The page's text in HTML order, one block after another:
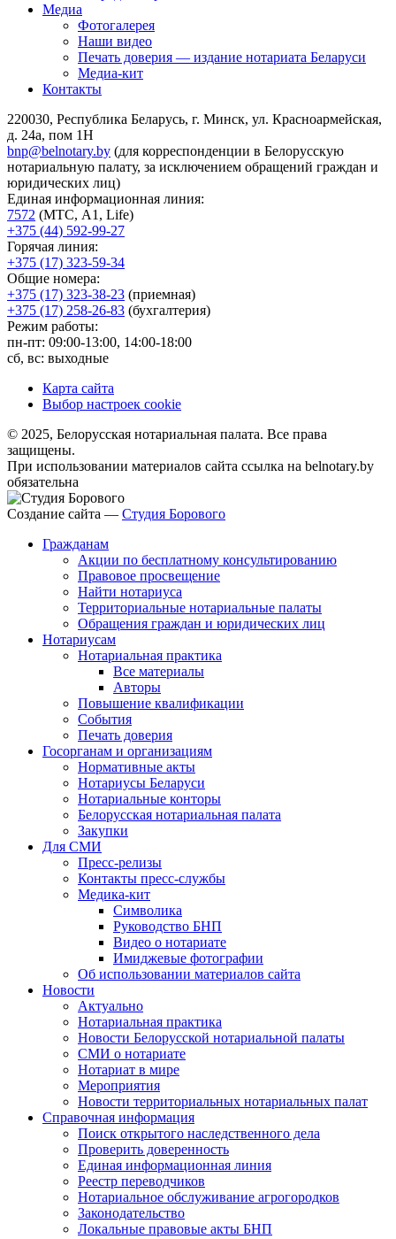
Медиа
Фотогалерея
Наши видео
Печать доверия — издание нотариата Беларуси
Медиа-кит
Контакты
220030, Республика Беларусь, г. Минск, ул. Красноармейская,
д. 24а, пом 1Н
bnp@belnotary.by (для корреспонденции в Белорусскую
нотариальную палату, за исключением обращений граждан и
юридических лиц)
Единая информационная линия:
7572 (МТС, A1, Life)
+375 (44) 592-99-27
Горячая линия:
+375 (17) 323-59-34
Общие номера:
+375 (17) 323-38-23 (приемная)
+375 (17) 258-26-83 (бухгалтерия)
Режим работы:
пн-пт: 09:00-13:00, 14:00-18:00
сб, вс: выходные
Карта сайта
Выбор настроек cookie
© 2025, Белорусская нотариальная палата. Все права
защищены.
При использовании материалов сайта ссылка на belnotary.by
обязательна
Создание сайта — Студия Борового
Гражданам
Акции по бесплатному консультированию
Правовое просвещение
Найти нотариуса
Территориальные нотариальные палаты
Обращения граждан и юридических лиц
Нотариусам
Нотариальная практика
Все материалы
Авторы
Повышение квалификации
События
Печать доверия
Госорганам и организациям
Нормативные акты
Нотариусы Беларуси
Нотариальные конторы
Белорусская нотариальная палата
Закупки
Для СМИ
Пресс-релизы
Контакты пресс-службы
Медика-кит
Символика
Руководство БНП
Видео о нотариате
Имиджевые фотографии
Об использовании материалов сайта
Новости
Актуально
Нотариальная практика
Новости Белорусской нотариальной палаты
СМИ о нотариате
Нотариат в мире
Мероприятия
Новости территориальных нотариальных палат
Справочная информация
Поиск открытого наследственного дела
Проверить доверенность
Единая информационная линия
Реестр переводчиков
Нотариальное обслуживание агрогородков
Законодательство
Локальные правовые акты БНП